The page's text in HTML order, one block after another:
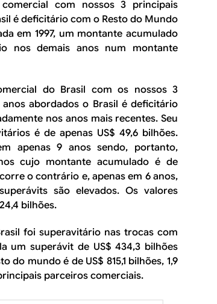
com nossos 3 principais
é deficitário com o Resto do Mundo
em 1997, um montante acumulado
nos demais anos num montante
do Brasil com os nossos 3
abordados o Brasil é deficitário
nos anos mais recentes. Seu
é de apenas US$ 49,6 bilhões.
apenas 9 anos sendo, portanto,
cujo montante acumulado é de
o contrário e, apenas em 6 anos,
são elevados. Os valores
bilhões.
foi superavitário nas trocas com
um superávit de US$ 434,3 bilhões
mundo é de US$ 815,1 bilhões, 1,9
parceiros comerciais.